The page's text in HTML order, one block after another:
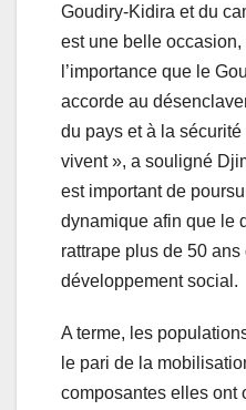
Goudiry-Kidira et du
est une belle occasion,
l’importance que le
accorde au
du pays et à la
vivent », a souligné
est important de
dynamique afin que le
rattrape plus de 50
développement social.
A terme, les
le pari de la
composantes elles ont